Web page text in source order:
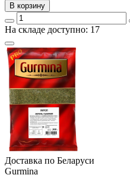
В корзину
На складе доступно: 17
Доcтавка по Беларуси
Gurmina